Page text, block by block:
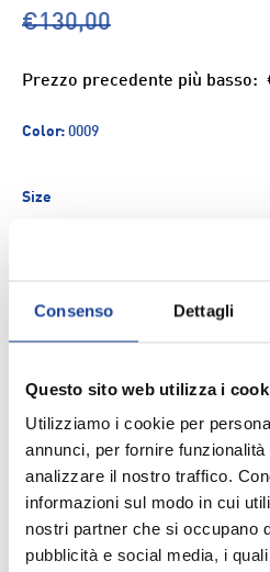
Consenso Dettagli
Questo sito web utilizza i
Utilizziamo i cookie per
annunci, per fornire
analizzare il nostro traffico.
informazioni sul modo in cui
nostri partner che si occupano
pubblicità e social media, i
€130,00
Prezzo precedente più basso:
Color: 0009
Size
Spedizione e consegna
DESCRIZIONE